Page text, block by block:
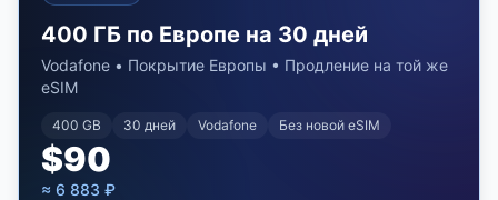
400 ГБ по Европе на 30 дней
Vodafone • Покрытие Европы • Продление на той же
eSIM
400 GB 30 дней Vodafone Без новой eSIM
$90
≈ 6 883 ₽